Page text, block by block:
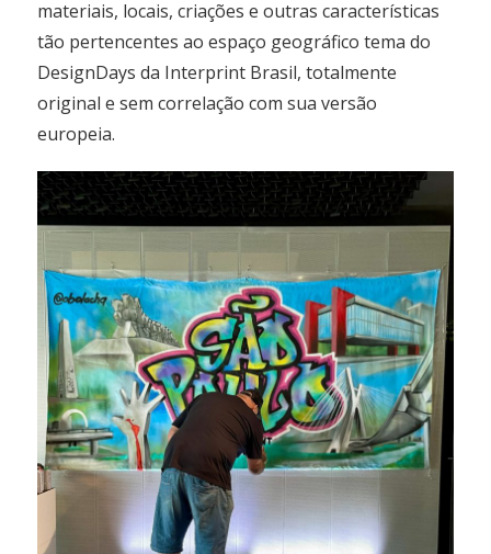
materiais, locais, criações e outras características
tão pertencentes ao espaço geográfico tema do
DesignDays da Interprint Brasil, totalmente
original e sem correlação com sua versão
europeia.